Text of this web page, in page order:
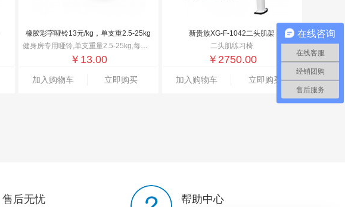
橡胶彩字哑铃13元/kg，单支重2.5-25kg
健身房专用哑铃,单支重量2.5-25kg,每支规格上涨2.5kg
￥ 13.00
加入购物车 立即购买
新贵族XG-F-1042二头肌架
二头肌练习椅
￥ 2750.00
加入购物车 立即购买
售后无忧 帮助中心
在线咨询
在线客服
经销团购
售后服务